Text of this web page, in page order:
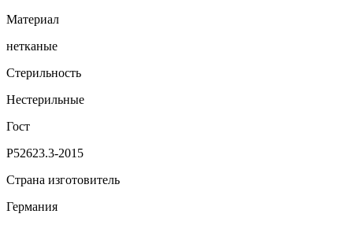
Материал
нетканые
Стерильность
Нестерильные
Гост
Р52623.3-2015
Страна изготовитель
Германия